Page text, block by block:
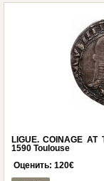
LIGUE. COINAGE
1590 Toulouse
Оценить: 120€